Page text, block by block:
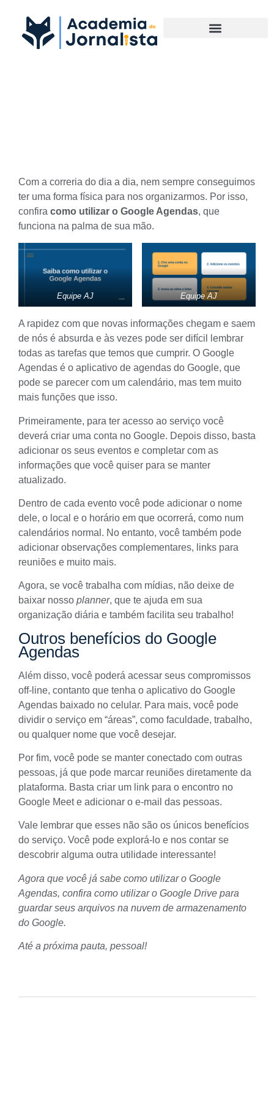
Com a correria do dia a dia, nem sempre conseguimos
ter uma forma física para nos organizarmos. Por isso,
confira como utilizar o Google Agendas, que
funciona na palma de sua mão.
Equipe AJ Equipe AJ
A rapidez com que novas informações chegam e saem
de nós é absurda e às vezes pode ser difícil lembrar
todas as tarefas que temos que cumprir. O Google
Agendas é o aplicativo de agendas do Google, que
pode se parecer com um calendário, mas tem muito
mais funções que isso.
Primeiramente, para ter acesso ao serviço você
deverá criar uma conta no Google. Depois disso, basta
adicionar os seus eventos e completar com as
informações que você quiser para se manter
atualizado.
Dentro de cada evento você pode adicionar o nome
dele, o local e o horário em que ocorrerá, como num
calendários normal. No entanto, você também pode
adicionar observações complementares, links para
reuniões e muito mais.
Agora, se você trabalha com mídias, não deixe de
baixar nosso planner, que te ajuda em sua
organização diária e também facilita seu trabalho!
Outros benefícios do Google
Agendas
Além disso, você poderá acessar seus compromissos
off-line, contanto que tenha o aplicativo do Google
Agendas baixado no celular. Para mais, você pode
dividir o serviço em “áreas”, como faculdade, trabalho,
ou qualquer nome que você desejar.
Por fim, você pode se manter conectado com outras
pessoas, já que pode marcar reuniões diretamente da
plataforma. Basta criar um link para o encontro no
Google Meet e adicionar o e-mail das pessoas.
Vale lembrar que esses não são os únicos benefícios
do serviço. Você pode explorá-lo e nos contar se
descobrir alguma outra utilidade interessante!
Agora que você já sabe como utilizar o Google
Agendas, confira como utilizar o Google Drive para
guardar seus arquivos na nuvem de armazenamento
do Google.
Até a próxima pauta, pessoal!